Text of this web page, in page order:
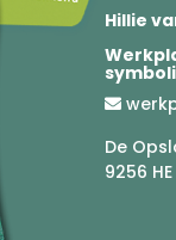
Hillie
De
9256